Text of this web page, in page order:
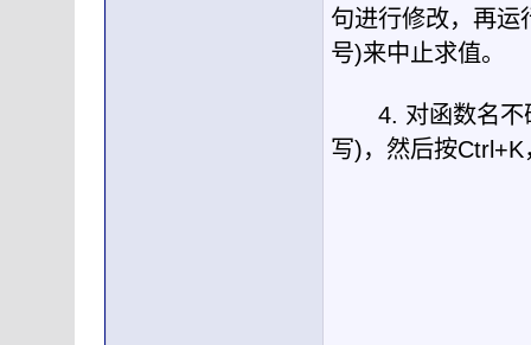
句进行修改，再运
号)来中止求值。
4. 对函数名
写)，然后按Ctrl+K